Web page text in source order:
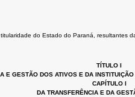
do Estado do Paraná,
TÍTULO I
E GESTÃO DOS ATIVOS E DA
CAPÍTULO I
DA TRANSFERÊNCIA E DA